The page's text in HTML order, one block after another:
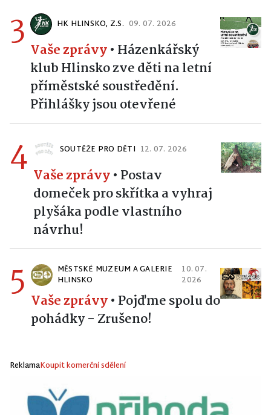
3 HK HLINSKO, Z.S. 09. 07. 2026
Vaše zprávy• Házenkářský
klub Hlinsko zve děti na letní
příměstské soustředění.
Přihlášky jsou otevřené
4 SOUTĚŽE PRO DĚTI 12. 07. 2026
Vaše zprávy• Postav
domeček pro skřítka a vyhraj
plyšáka podle vlastního
návrhu!
5
MĚSTSKÉ MUZEUM A GALERIE
HLINSKO
10. 07.
2026
Vaše zprávy• Pojďme spolu do
pohádky - Zrušeno!
ReklamaKoupit komerční sdělení